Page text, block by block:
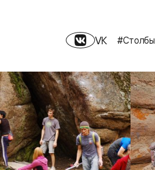
VK #Столбы